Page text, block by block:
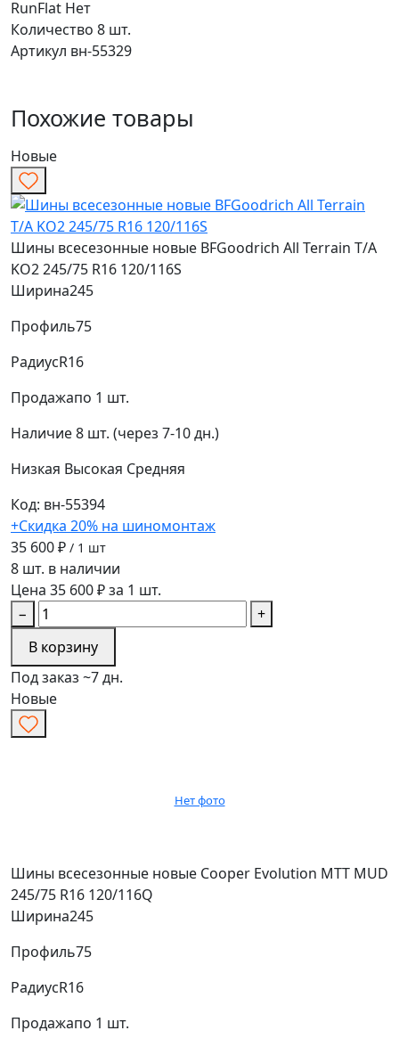
RunFlat Нет
Количество 8 шт.
Артикул вн-55329
Похожие товары
Новые
Шины всесезонные новые BFGoodrich All Terrain T/A
KO2 245/75 R16 120/116S
Ширина245
Профиль75
РадиусR16
Продажапо 1 шт.
Наличие8 шт. (через 7-10 дн.)
Низкая Высокая Средняя
Код: вн-55394
+Скидка 20% на шиномонтаж
35 600 ₽ / 1 шт
8 шт. в наличии
Цена 35 600 ₽ за 1 шт.
−
+
В корзину
Под заказ ~7 дн.
Новые
Нет фото
Шины всесезонные новые Cooper Evolution MTT MUD
245/75 R16 120/116Q
Ширина245
Профиль75
РадиусR16
Продажапо 1 шт.